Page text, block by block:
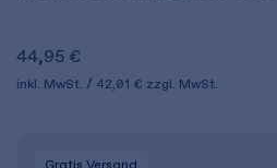
44,95 €
inkl. MwSt. 42,01 € zzgl. MwSt.
Gratis Versand